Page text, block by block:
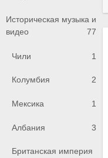
Историческая музыка и
видео
77
Чили 1
Колумбия 2
Мексика 1
Албания 3
Британская империя